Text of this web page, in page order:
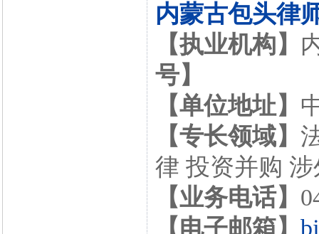
内蒙古包头律
【执业机构】
号】
【单位地址】
【专长领域】
律 投资并购
【业务电话】
【电子邮箱】